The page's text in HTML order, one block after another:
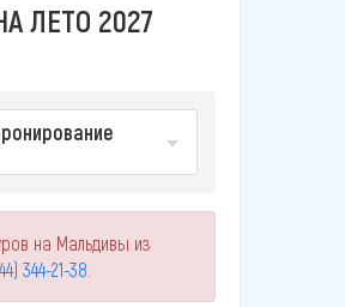
ЛЕТО 2027
на Мальдивы из
344-21-38